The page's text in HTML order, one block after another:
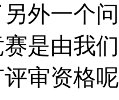
外一个
是由我
审资格